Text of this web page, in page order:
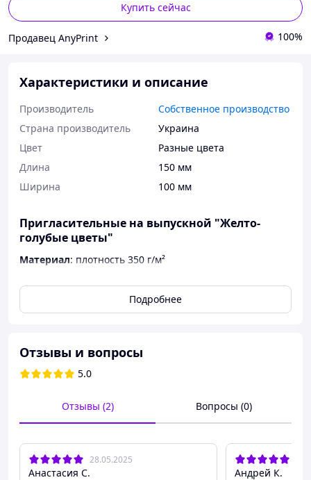
Купить сейчас
Продавец AnyPrint 100%
Характеристики и описание
Производитель
Собственное производство
Страна производитель
Украина
Цвет
Разные цвета
Длина
150 мм
Ширина
100 мм
Пригласительные на выпускной "Желто-
голубые цветы"
Материал: плотность 350 г/м²
— глянцевая
Также, под заказ, сможем сделать
индивидуальные приглашения на выпускной.
Подробнее
Отзывы и вопросы
5.0
Отзывы (2) Вопросы (0)
28.05.2025
Анастасия С. Андрей К.